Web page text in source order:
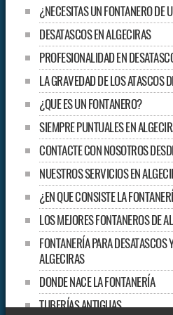
¿NECESITAS UN FONTANERO DE
DESATASCOS EN ALGECIRAS
PROFESIONALIDAD EN
LA GRAVEDAD DE LOS ATASCOS
¿QUE ES UN FONTANERO?
SIEMPRE PUNTUALES EN
CONTACTE CON NOSOTROS
NUESTROS SERVICIOS EN
¿EN QUE CONSISTE LA
LOS MEJORES FONTANEROS DE
FONTANERÍA PARA DESATASCOS
ALGECIRAS
DONDE NACE LA FONTANERÍA
TUBERÍAS ANTIGUAS